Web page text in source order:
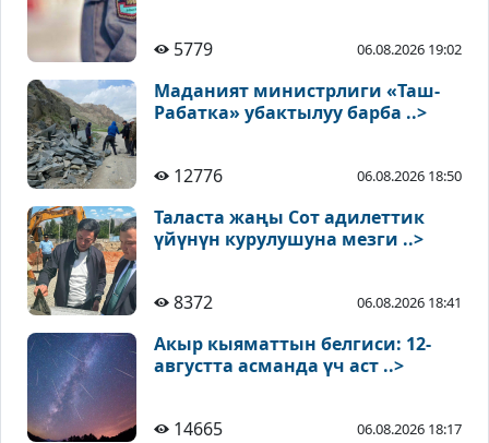
5779 06.08.2026 19:02
Маданият министрлиги «Таш-
Рабатка» убактылуу барба ..>
12776 06.08.2026 18:50
Таласта жаңы Сот адилеттик
үйүнүн курулушуна мезги ..>
8372 06.08.2026 18:41
Акыр кыяматтын белгиси: 12-
августта асманда үч аст ..>
14665 06.08.2026 18:17